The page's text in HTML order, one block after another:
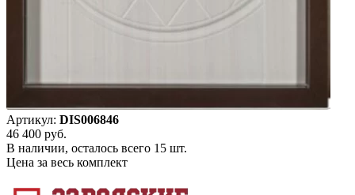
Артикул: DIS006846
46 400 руб.
В наличии, осталось всего 15 шт.
Цена за весь комплект